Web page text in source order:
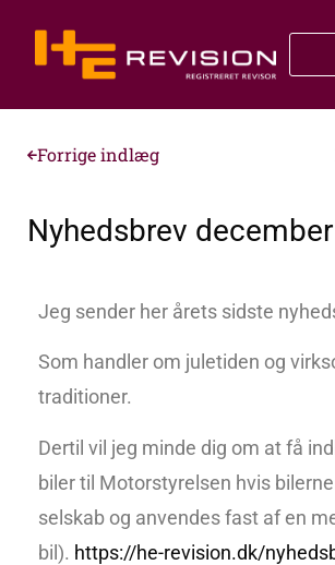
Forrige indlæg
Nyhedsbrev
Jeg sender her årets sidste
Som handler om juletiden og
traditioner.
Dertil vil jeg minde dig om at få
biler til Motorstyrelsen hvis
selskab og anvendes fast af en
bil). https://he-revision.dk/